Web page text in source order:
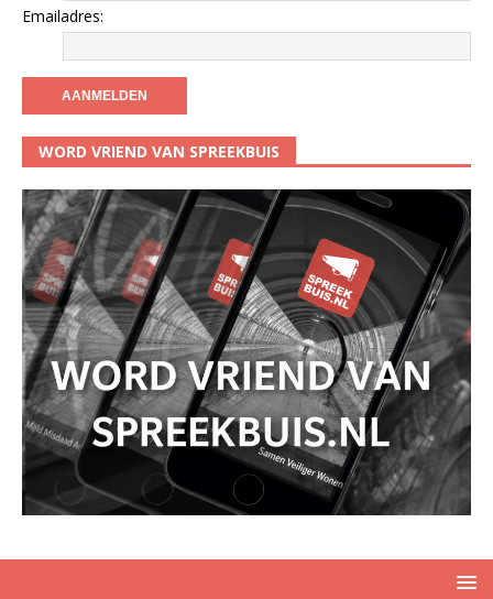
Emailadres:
WORD VRIEND VAN SPREEKBUIS